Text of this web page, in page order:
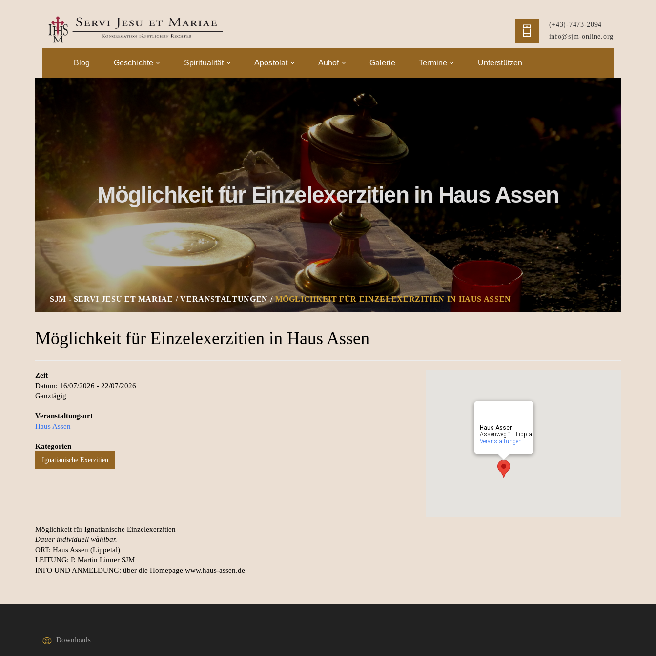
(+43)-7473-2094
info@sjm-online.org
Blog Geschichte Spiritualität Apostolat Auhof Galerie Termine Unterstützen
Möglichkeit für Einzelexerzitien in Haus Assen
SJM - SERVI JESU ET MARIAE VERANSTALTUNGEN MÖGLICHKEIT FÜR EINZELEXERZITIEN IN HAUS ASSEN
Möglichkeit für Einzelexerzitien in Haus Assen
Haus Assen
Assenweg 1 - Lipptal
Veranstaltungen
Zeit
Datum: 16/07/2026 - 22/07/2026
Ganztägig
Veranstaltungsort
Haus Assen
Kategorien
Ignatianische Exerzitien
Möglichkeit für Ignatianische Einzelexerzitien
Dauer individuell wählbar.
ORT: Haus Assen (Lippetal)
LEITUNG: P. Martin Linner SJM
INFO UND ANMELDUNG: über die Homepage www.haus-assen.de
Downloads